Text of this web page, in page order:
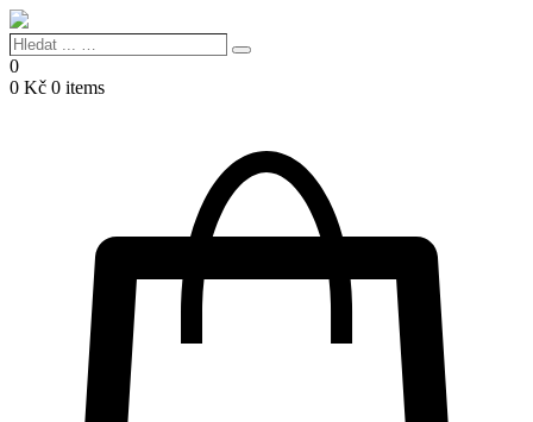
Hledat
...
…
Search
0
0 Kč 0 items